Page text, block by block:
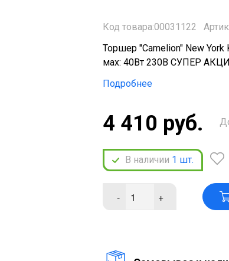
Код товара:00031122
Торшер "Camelion" New
мах: 40Вт 230В СУПЕР
Подробнее
4 410 руб.
В наличии 1 шт.
- +